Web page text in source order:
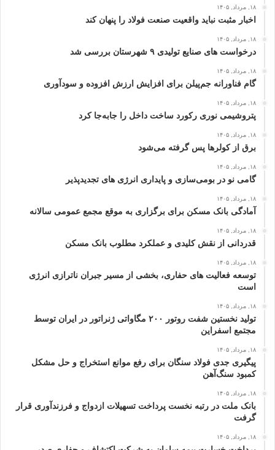
۱۸, مرداد, ۱۴۰۵
اخبار مثبت نباید واقعیت صنعت فولاد را پنهان کند
۱۸, مرداد, ۱۴۰۵
درخواست‌ های صنایع تولیدی ۹ شهرستان بررسی شد
۱۸, مرداد, ۱۴۰۵
گام فناورانه جم‌پیلن برای افزایش ارزش افزوده و سودآوری
۱۸, مرداد, ۱۴۰۵
پتروشیمی نوری رکورد ساخت داخل را جابه‌جا کرد
۱۸, مرداد, ۱۴۰۵
برق از کولرها پس گرفته می‌شود
۱۸, مرداد, ۱۴۰۵
گامی نو در بومی‌سازی و پایداری انرژی‌ های تجدیدپذیر
۱۸, مرداد, ۱۴۰۵
آمادگی بانک مسکن برای برگزاری به موقع مجمع عمومی سالانه
۱۸, مرداد, ۱۴۰۵
قدردانی از نقش کلیدی و عملکرد مطلوب بانک مسکن
۱۸, مرداد, ۱۴۰۵
توسعه فعالیت‌ های حفاری، بخشی از مسیر جبران ناترازی انرژی
است
۱۸, مرداد, ۱۴۰۵
تولید نخستین شفت روتور ۲۰۰ مگاواتی ژنراتور در ایران توسط
مجتمع اسفراین
۱۸, مرداد, ۱۴۰۵
پیگیری جدی فولاد سنگان برای رفع موانع استخراج و حل مشکل
کمبود سنگ‌آهن
۱۸, مرداد, ۱۴۰۵
بانک ملت در رتبه نخست پرداخت تسهیلات ازدواج و فرزندآوری قرار
گرفت
۱۸, مرداد, ۱۴۰۵